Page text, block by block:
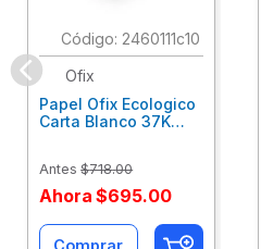
: 2460111c10
Ofix
Papel Ofix Ecologico
Carta Blanco 37K
Antes $718.00
Ahora $695.00
Comprar